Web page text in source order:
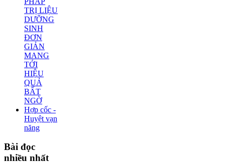
TRỊ LIỆU
DƯỠNG
SINH
ĐƠN
GIẢN
MANG
TỚI
HIỆU
QUẢ
BẤT
NGỜ
Hợp cốc -
Huyệt vạn
năng
Bài đọc
nhiều nhất